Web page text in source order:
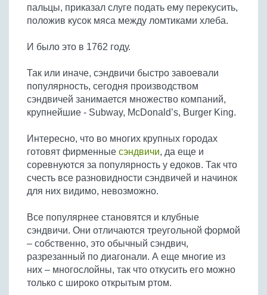
Грибы
Бобовые
Яйца
пальцы, приказал слуге подать ему перекусить,
положив кусок мяса между ломтиками хлеба.
И было это в 1762 году.
Так или иначе, сэндвичи быстро завоевали
популярность, сегодня производством
сэндвичей занимается множество компаний,
крупнейшие - Subway, McDonald’s, Burger King.
Интересно, что во многих крупных городах
готовят фирменные сэндвичи, да еще и
соревнуются за популярность у едоков. Так что
счесть все разновидности сэндвичей и начинок
для них видимо, невозможно.
Все популярнее становятся и клубные
сэндвичи. Они отличаются треугольной формой
– собственно, это обычный сэндвич,
разрезанный по диагонали. А еще многие из
них – многослойны, так что откусить его можно
только с широко открытым ртом.